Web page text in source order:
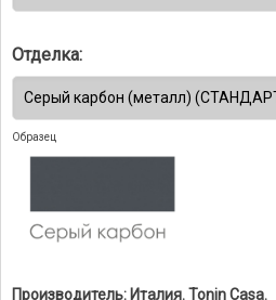
Отделка:
Образец
Производитель: Италия. Tonin Casa.